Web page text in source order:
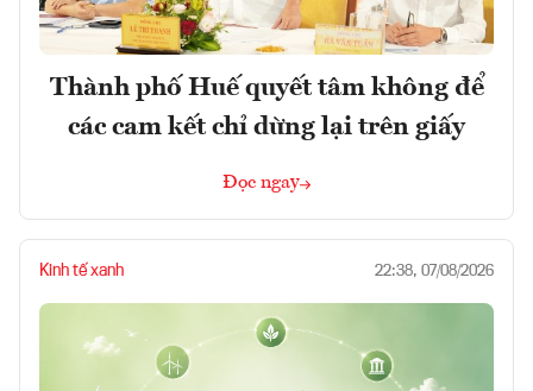
Thành phố Huế quyết tâm không để
các cam kết chỉ dừng lại trên giấy
Đọc ngay
Kinh tế xanh 22:38, 07/08/2026